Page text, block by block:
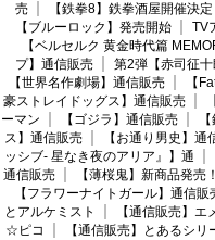
売
【鉄拳8】鉄拳酒屋開催決定
【ブルーロック】発売開始
TV
【ベルセルク 黄金時代篇
プ】通信販売
第2弾【赤司征
【世界名作劇場】通信販売
【
豪ストレイドッグス】通信販売
ーマン
【ゴジラ】通信販売
ス】通信販売
【お通り男史】通
ッシブ- 星なき夜のアリア』】通
通信販売
【薄桜鬼】新商品発売！
【フラワーナイトガール】通信販
とアルケミスト
【通信販売】エ
☆ピコ
【通信販売】とあるシリ